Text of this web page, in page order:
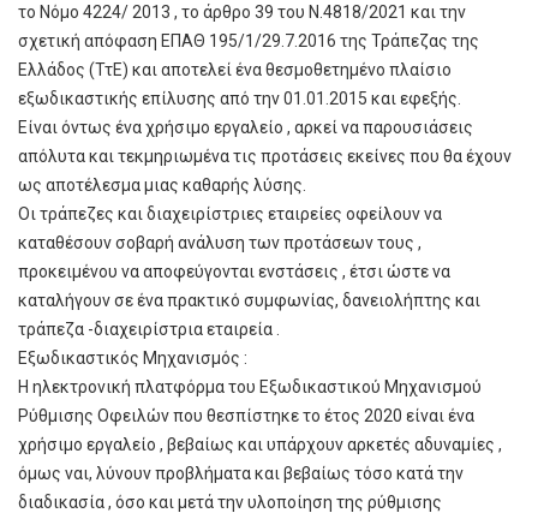
το Νόμο 4224/ 2013 , το άρθρο 39 του Ν.4818/2021 και την
σχετική απόφαση ΕΠΑΘ 195/1/29.7.2016 της Τράπεζας της
Ελλάδος (ΤτΕ) και αποτελεί ένα θεσμοθετημένο πλαίσιο
εξωδικαστικής επίλυσης από την 01.01.2015 και εφεξής.
Είναι όντως ένα χρήσιμο εργαλείο , αρκεί να παρουσιάσεις
απόλυτα και τεκμηριωμένα τις προτάσεις εκείνες που θα έχουν
ως αποτέλεσμα μιας καθαρής λύσης.
Οι τράπεζες και διαχειρίστριες εταιρείες οφείλουν να
καταθέσουν σοβαρή ανάλυση των προτάσεων τους ,
προκειμένου να αποφεύγονται ενστάσεις , έτσι ώστε να
καταλήγουν σε ένα πρακτικό συμφωνίας, δανειολήπτης και
τράπεζα -διαχειρίστρια εταιρεία .
Εξωδικαστικός Μηχανισμός :
Η ηλεκτρονική πλατφόρμα του Εξωδικαστικού Μηχανισμού
Ρύθμισης Οφειλών που θεσπίστηκε το έτος 2020 είναι ένα
χρήσιμο εργαλείο , βεβαίως και υπάρχουν αρκετές αδυναμίες ,
όμως ναι, λύνουν προβλήματα και βεβαίως τόσο κατά την
διαδικασία , όσο και μετά την υλοποίηση της ρύθμισης